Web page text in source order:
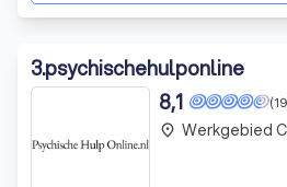
3.psychischehulponline
8,1
place Werkgebied